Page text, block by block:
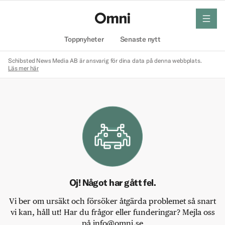
Toppnyheter Senaste nytt
meny
Schibsted News Media AB är ansvarig för dina data på denna webbplats.
Läs mer här
Oj! Något har gått fel.
Vi ber om ursäkt och försöker åtgärda problemet så snart
vi kan, håll ut! Har du frågor eller funderingar? Mejla oss